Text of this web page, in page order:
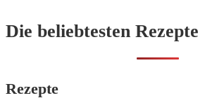
Die beliebtesten Rezepte
Rezepte